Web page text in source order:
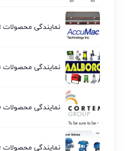
نمایندگی محصولات AccuMac
نمایندگی محصولات Aalborg Instruments
نمایندگی محصولات cortem group
نمایندگی محصولات carraro valvole